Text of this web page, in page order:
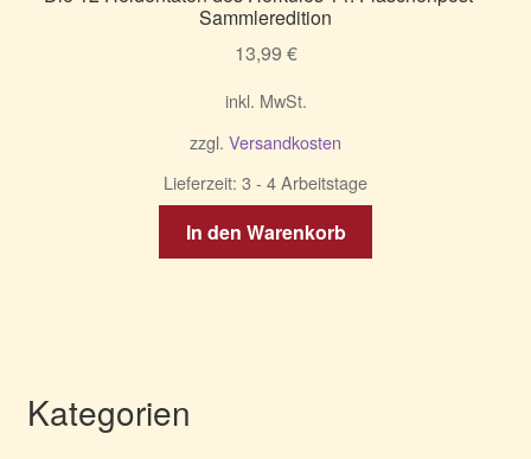
Sammleredition
13,99 €
inkl. MwSt.
zzgl. Versandkosten
Lieferzeit: 3 - 4 Arbeitstage
In den Warenkorb
Kategorien